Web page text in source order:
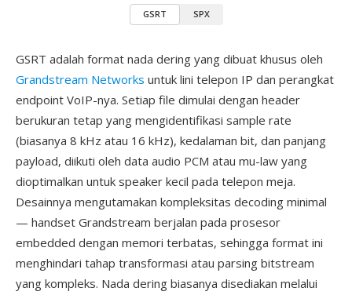
GSRT SPX
GSRT adalah format nada dering yang dibuat khusus oleh
Grandstream Networks untuk lini telepon IP dan perangkat
endpoint VoIP-nya. Setiap file dimulai dengan header
berukuran tetap yang mengidentifikasi sample rate
(biasanya 8 kHz atau 16 kHz), kedalaman bit, dan panjang
payload, diikuti oleh data audio PCM atau mu-law yang
dioptimalkan untuk speaker kecil pada telepon meja.
Desainnya mengutamakan kompleksitas decoding minimal
— handset Grandstream berjalan pada prosesor
embedded dengan memori terbatas, sehingga format ini
menghindari tahap transformasi atau parsing bitstream
yang kompleks. Nada dering biasanya disediakan melalui